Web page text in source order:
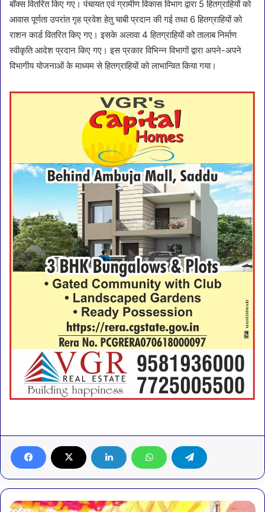
बॉक्स वितरित किए गए। पंचायत एवं ग्रामीण विकास विभाग द्वारा 5 हितग्राहियों को
आवास पूर्णता उपरांत गृह प्रवेश हेतु चाबी प्रदान की गई तथा 6 हितग्राहियों को
राशन कार्ड वितरित किए गए। इसके अलावा 4 हितग्राहियों को तालाब निर्माण
स्वीकृति आदेश प्रदान किए गए। इस प्रकार विभिन्न विभागों द्वारा अपने-अपने
विभागीय योजनाओं के माध्यम से हितग्राहियों को लाभान्वित किया गया।